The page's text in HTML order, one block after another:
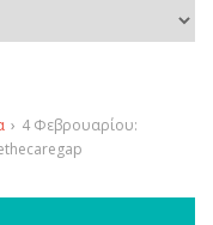
› 4 Φεβρουαρίου: